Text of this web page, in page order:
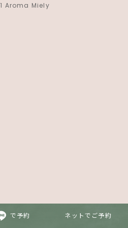
Aroma Miely
で予約 ネットでご予約